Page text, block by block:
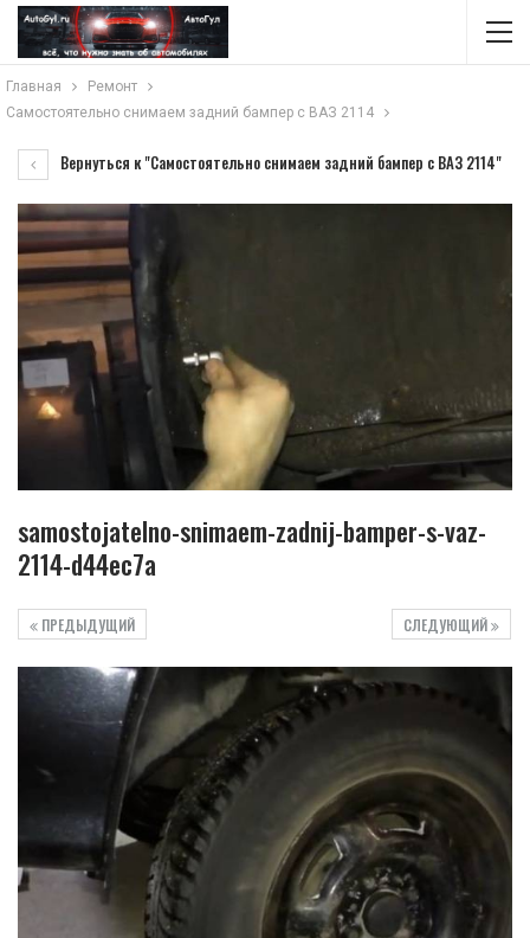
Главная
Ремонт
Самостоятельно снимаем задний бампер с ВАЗ 2114
Вернуться к "Самостоятельно снимаем задний бампер с ВАЗ 2114"
samostojatelno-snimaem-zadnij-bamper-s-vaz-
2114-d44ec7a
СЛЕДУЮЩИЙ
ПРЕДЫДУЩИЙ